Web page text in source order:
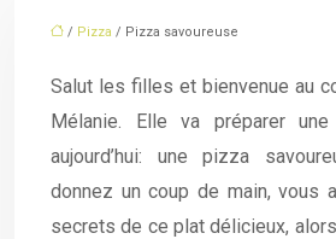
/ Pizza / Pizza savoureuse
Salut les filles et bienvenue au
Mélanie. Elle va préparer
aujourd’hui: une pizza
donnez un coup de main, vous
secrets de ce plat délicieux,